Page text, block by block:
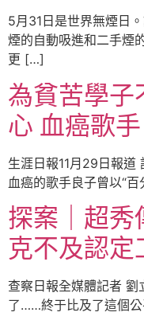
5月31日是世界無煙日
煙的自動吸進和二手煙
更 […]
為貧苦學子
心 血癌歌
生涯日報11月29日報道
血癌的歌手良子曾以“
探案｜超秀
克不及認定
查察日報全媒體記者 劉
了……終于比及了這個